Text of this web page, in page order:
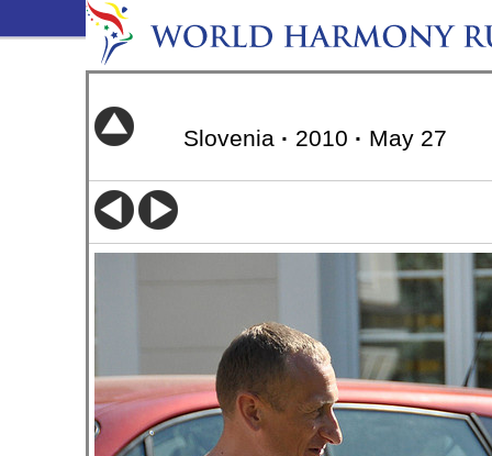
Slovenia · 2010 · May 27